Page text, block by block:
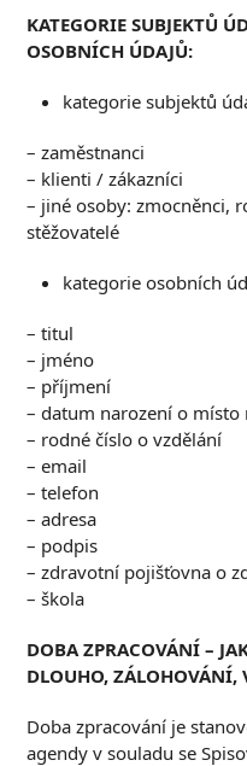
KATEGORIE SUBJEKTŮ
OSOBNÍCH ÚDAJŮ:
kategorie subjektů
– zaměstnanci
– klienti / zákazníci
– jiné osoby: zmocněnci,
stěžovatelé
kategorie osobních
– titul
– jméno
– příjmení
– datum narození o místo
– rodné číslo o vzdělání
– email
– telefon
– adresa
– podpis
– zdravotní pojišťovna o
– škola
DOBA ZPRACOVÁNÍ–
DLOUHO,ZÁLOHOVÁNÍ,
Doba zpracování je
agendy v souladu se